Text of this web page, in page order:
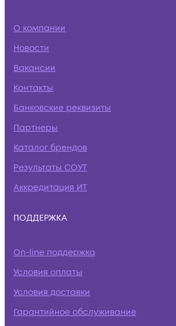
О компании
Новости
Вакансии
Контакты
Банковские реквизиты
Партнеры
Каталог брендов
Результаты СОУТ
Аккредитация ИТ
ПОДДЕРЖКА
On-line поддержка
Условия оплаты
Условия доставки
Гарантийное обслуживание